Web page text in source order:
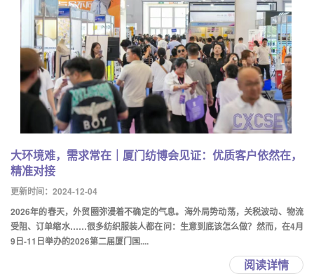
大环境难，需求常在｜厦门纺博会见证：优质客户依然在，
精准对接
更新时间：2024-12-04
2026年的春天，外贸圈弥漫着不确定的气息。海外局势动荡，关税波动、物流
受阻、订单缩水……很多纺织服装人都在问：生意到底该怎么做？然而，在4月
9日-11日举办的2026第二届厦门国....
阅读详情